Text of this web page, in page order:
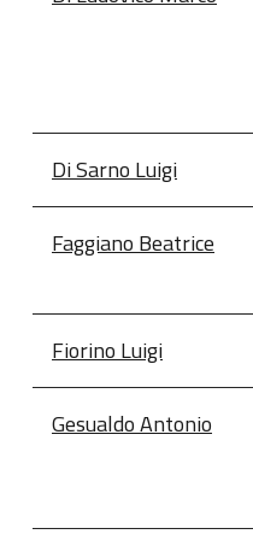
Di Sarno Luigi
Faggiano Beatrice
Fiorino Luigi
Gesualdo Antonio